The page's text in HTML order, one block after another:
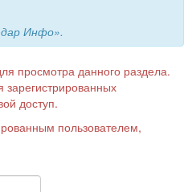
Инфо».
просмотра данного раздела.
зарегистрированных
доступ.
пользователем,